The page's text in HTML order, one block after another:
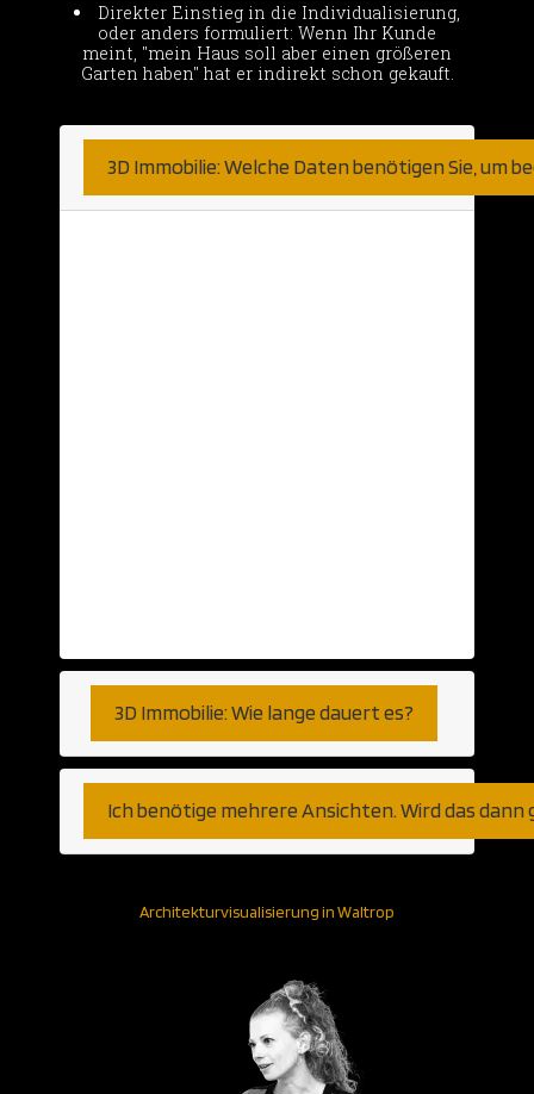
Direkter Einstieg in die Individualisierung,
oder anders formuliert: Wenn Ihr Kunde
meint, "mein Haus soll aber einen größeren
Garten haben" hat er indirekt schon gekauft.
3D Immobilie: Welche Daten benötigen Sie, um
3D Immobilie: Wie lange dauert es?
Ich benötige mehrere Ansichten. Wird das dann
Architekturvisualisierung in Waltrop